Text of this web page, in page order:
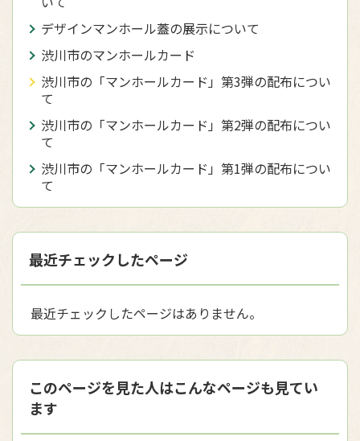
デザインマンホール蓋の展示について
渋川市のマンホールカード
渋川市の「マンホールカード」第3弾の配布につい
て
渋川市の「マンホールカード」第2弾の配布につい
て
渋川市の「マンホールカード」第1弾の配布につい
て
最近チェックしたページ
最近チェックしたページはありません。
このページを見た人はこんなページも見てい
ます